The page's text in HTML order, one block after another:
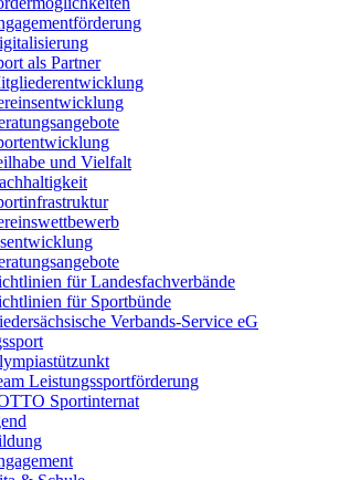
als Partner
und Vielfalt
für Landesfachverbände
für Sportbünde
Verbands-Service eG
Leistungssportförderung
Sportinternat